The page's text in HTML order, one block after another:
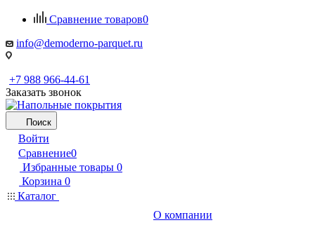
Сравнение товаров0
info@demoderno-parquet.ru
+7 988 966-44-61
Заказать звонок
Поиск
Войти
Сравнение0
Избранные товары 0
Корзина 0
Каталог
О компании